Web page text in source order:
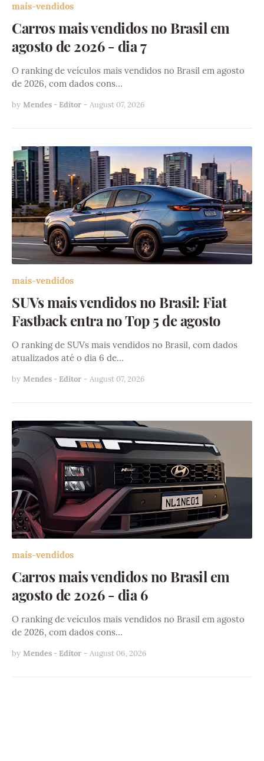
mais-vendidos
Carros mais vendidos no Brasil em
agosto de 2026 - dia 7
O ranking de veículos mais vendidos no Brasil em agosto
de 2026, com dados cons…
by Mendes - Editor - August 07, 2026
mais-vendidos
SUVs mais vendidos no Brasil: Fiat
Fastback entra no Top 5 de agosto
O ranking de SUVs mais vendidos no Brasil, com dados
atualizados até o dia 6 de…
by Mendes - Editor - August 07, 2026
mais-vendidos
Carros mais vendidos no Brasil em
agosto de 2026 - dia 6
O ranking de veículos mais vendidos no Brasil em agosto
de 2026, com dados cons…
by Mendes - Editor - August 06, 2026